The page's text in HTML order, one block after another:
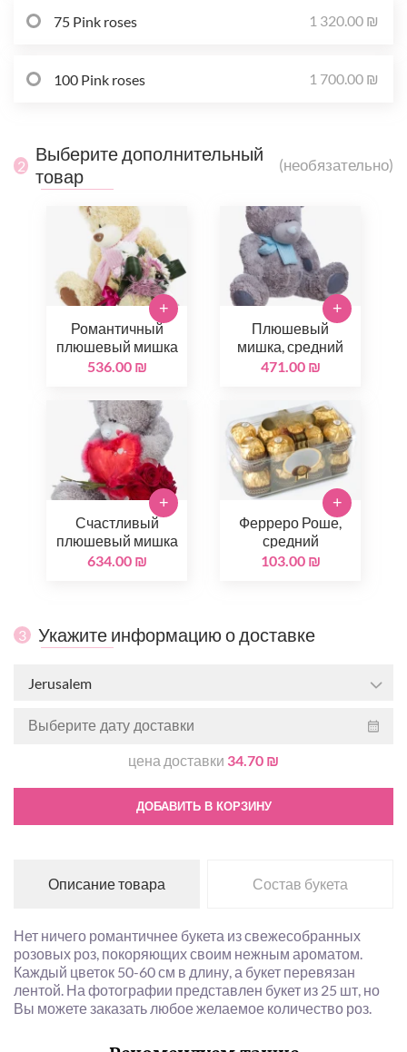
75 Pink roses 1 320.00 ₪
100 Pink roses 1 700.00 ₪
2
Выберите дополнительный
товар
(необязательно)
Романтичный
плюшевый мишка
536.00 ₪
+
Плюшевый
мишка, средний
471.00 ₪
+
Счастливый
плюшевый мишка
634.00 ₪
+
Ферреро Роше,
средний
103.00 ₪
+
3 Укажите информацию о доставке
Jerusalem
цена доставки 34.70 ₪
ДОБАВИТЬ В КОРЗИНУ
Описание товара Состав букета
Нет ничего романтичнее букета из свежесобранных
розовых роз, покоряющих своим нежным ароматом.
Каждый цветок 50-60 см в длину, а букет перевязан
лентой. На фотографии представлен букет из 25 шт, но
Вы можете заказать любое желаемое количество роз.